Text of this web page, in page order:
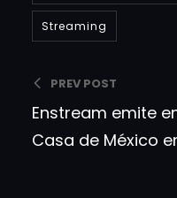
Streaming
PREV POST
Enstream emite
Casa de México